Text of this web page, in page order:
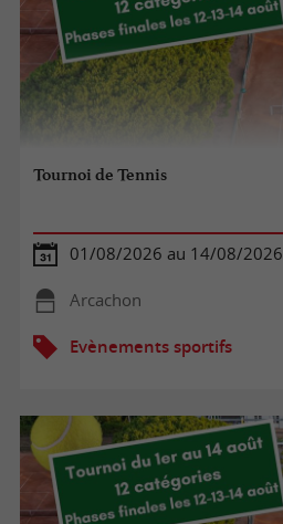
Tournoi de Tennis
01/08/2026 au 14/08/2026
Arcachon
Evènements sportifs